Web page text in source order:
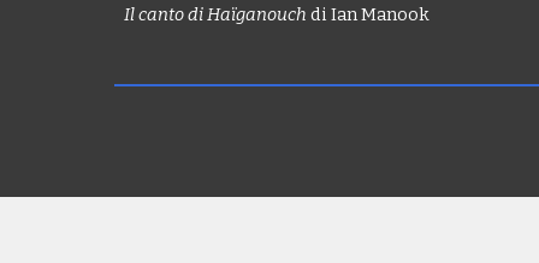
Il canto di Haïganouch di Ian Manook